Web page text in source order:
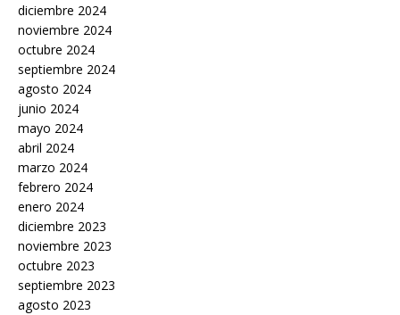
diciembre 2024
noviembre 2024
octubre 2024
septiembre 2024
agosto 2024
junio 2024
mayo 2024
abril 2024
marzo 2024
febrero 2024
enero 2024
diciembre 2023
noviembre 2023
octubre 2023
septiembre 2023
agosto 2023